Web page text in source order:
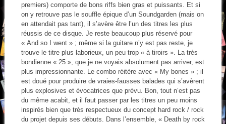
premiers) comporte de bons riffs bien gras et puissants. Et si
on y retrouve pas le souffle épique d’un Soundgarden (mais on
en attendait pas tant), il s’avère être l’un des titres les plus
réussis de ce disque. Je reste beaucoup plus réservé pour
« And so I went » ; même si la guitare n’y est pas reste, je
trouve le titre plus laborieux, un peu trop « à tiroirs ». La très
bondienne « 25 », que je ne voyais absolument pas arriver, est
plus impressionnante. Le combo réitère avec « My bones » ; il
est doué pour produire de vraies-fausses balades qui s’avèrent
plus explosives et évocatrices que prévu. Bon, tout n’est pas
du même acabit, et il faut passer par les titres un peu moins
inspirés bien que très respectueux du concept hard rock / rock
du projet depuis ses débuts. Dans l’ensemble, « Death by rock